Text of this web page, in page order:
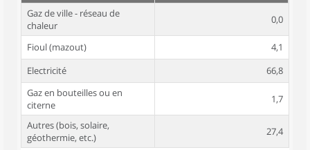
Gaz de ville - réseau de
chaleur
0,0
Fioul (mazout)
4,1
Electricité
66,8
Gaz en bouteilles ou en
citerne
1,7
Autres (bois, solaire,
géothermie, etc.)
27,4